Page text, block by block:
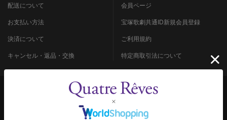
配送について
お支払い方法
決済について
キャンセル・返品・交換
会員ページ
宝塚歌劇共通ID新規会員登録
ご利用規約
特定商取引法について